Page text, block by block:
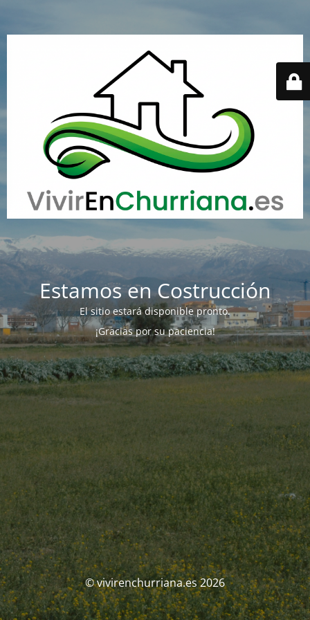
Estamos en Costrucción
El sitio estará disponible pronto.
¡Gracias por su paciencia!
© vivirenchurriana.es 2026